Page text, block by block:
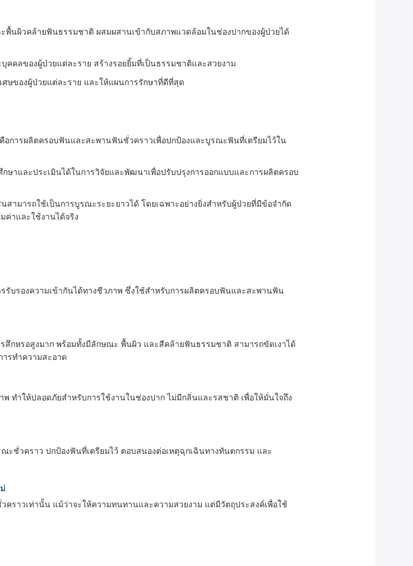
นผิวคล้ายฟันธรรมชาติ ผสมผสานเข้ากับสภาพแวดล้อมในช่องปากของผู้ป่วยได้
คคลของผู้ป่วยแต่ละราย สร้างรอยยิ้มที่เป็นธรรมชาติและสวยงาม
ษของผู้ป่วยแต่ละราย และให้แผนการรักษาที่ดีที่สุด
อการผลิตครอบฟันและสะพานฟันชั่วคราวเพื่อปกป้องและบูรณะฟันที่เตรียมไว้ใน
าและประเมินได้ในการวิจัยและพัฒนาเพื่อปรับปรุงการออกแบบและการผลิตครอบ
ามารถใช้เป็นการบูรณะระยะยาวได้ โดยเฉพาะอย่างยิ่งสำหรับผู้ป่วยที่มีข้อจำกัด
ค่าและใช้งานได้จริง
บรองความเข้ากันได้ทางชีวภาพ ซึ่งใช้สำหรับการผลิตครอบฟันและสะพานฟัน
กหรอสูงมาก พร้อมทั้งมีลักษณะ พื้นผิว และสีคล้ายฟันธรรมชาติ สามารถขัดเงาได้
รทำความสะอาด
ทำให้ปลอดภัยสำหรับการใช้งานในช่องปาก ไม่มีกลิ่นและรสชาติ เพื่อให้มั่นใจถึง
ชั่วคราว ปกป้องฟันที่เตรียมไว้ ตอบสนองต่อเหตุฉุกเฉินทางทันตกรรม และ
ราวเท่านั้น แม้ว่าจะให้ความทนทานและความสวยงาม แต่มีวัตถุประสงค์เพื่อใช้